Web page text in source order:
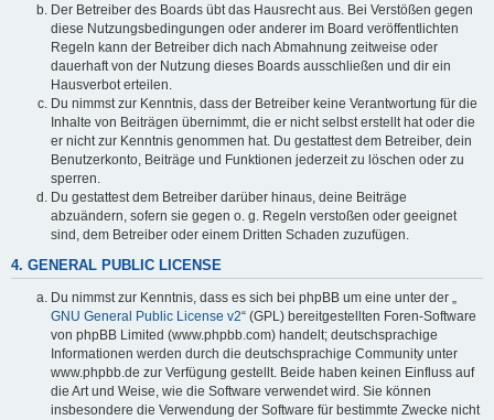
Der Betreiber des Boards übt das Hausrecht aus. Bei Verstößen gegen
diese Nutzungsbedingungen oder anderer im Board veröffentlichten
Regeln kann der Betreiber dich nach Abmahnung zeitweise oder
dauerhaft von der Nutzung dieses Boards ausschließen und dir ein
Hausverbot erteilen.
Du nimmst zur Kenntnis, dass der Betreiber keine Verantwortung für die
Inhalte von Beiträgen übernimmt, die er nicht selbst erstellt hat oder die
er nicht zur Kenntnis genommen hat. Du gestattest dem Betreiber, dein
Benutzerkonto, Beiträge und Funktionen jederzeit zu löschen oder zu
sperren.
Du gestattest dem Betreiber darüber hinaus, deine Beiträge
abzuändern, sofern sie gegen o. g. Regeln verstoßen oder geeignet
sind, dem Betreiber oder einem Dritten Schaden zuzufügen.
4. GENERAL PUBLIC LICENSE
Du nimmst zur Kenntnis, dass es sich bei phpBB um eine unter der „
GNU General Public License v2“ (GPL) bereitgestellten Foren-Software
von phpBB Limited (www.phpbb.com) handelt; deutschsprachige
Informationen werden durch die deutschsprachige Community unter
www.phpbb.de zur Verfügung gestellt. Beide haben keinen Einfluss auf
die Art und Weise, wie die Software verwendet wird. Sie können
insbesondere die Verwendung der Software für bestimmte Zwecke nicht